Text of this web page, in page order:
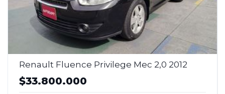
Renault Fluence Privilege Mec 2,0 2012
$33.800.000